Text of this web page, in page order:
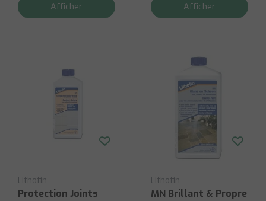
Afficher Afficher
Lithofin
Protection Joints
Lithofin
MN Brillant & Propre